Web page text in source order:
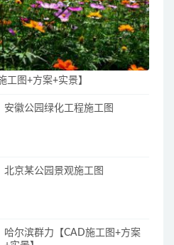
工图+方案+实景】
安徽公园绿化工程施工图
北京某公园景观施工图
哈尔滨群力【CAD施工图+方案